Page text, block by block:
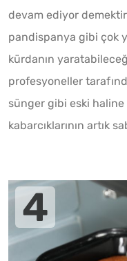
devam ediyor
pandispanya gibi çok
kürdanın
profesyoneller
sünger gibi eski
kabarcıklarının artık